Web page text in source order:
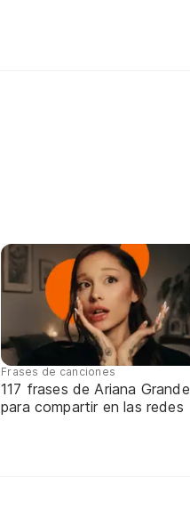
Frases de canciones
117 frases de Ariana Grande
para compartir en las redes